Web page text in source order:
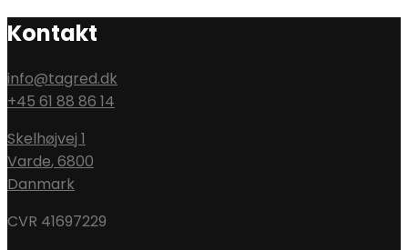
Kontakt
info@tagred.dk
+45 61 88 86 14
Skelhøjvej 1
Varde,6800
Danmark
CVR 41697229